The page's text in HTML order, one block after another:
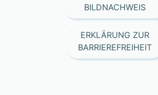
BILDNACHWEIS
ERKLÄRUNG ZUR
BARRIEREFREIHEIT